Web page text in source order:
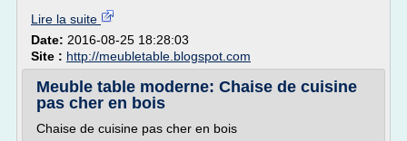
Lire la suite
Date: 2016-08-25 18:28:03
Site : http://meubletable.blogspot.com
Meuble table moderne: Chaise de cuisine
pas cher en bois
Chaise de cuisine pas cher en bois